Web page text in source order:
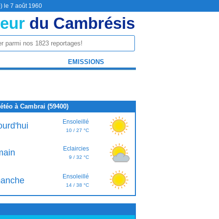
le 7 août 1960
du Cambrésis
EMISSIONS
à Cambrai (59400)
Ensoleillé
10 / 27 °C
Eclaircies
9 / 32 °C
Ensoleillé
14 / 38 °C